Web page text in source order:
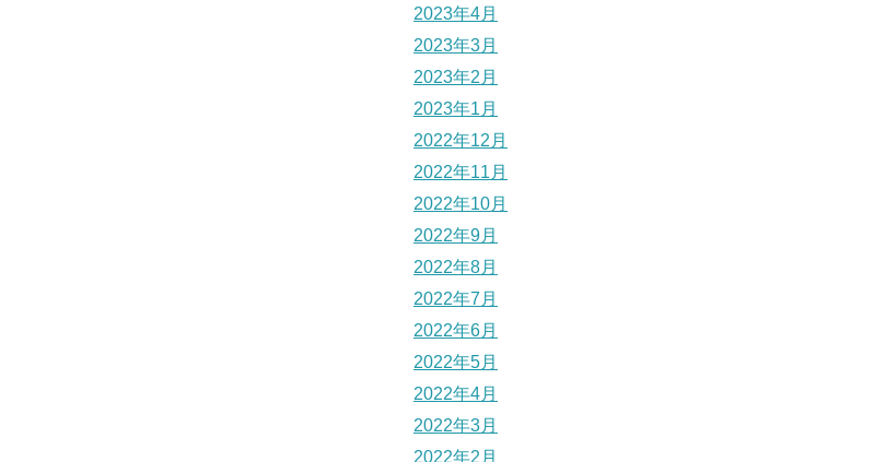
2023年4月
2023年3月
2023年2月
2023年1月
2022年12月
2022年11月
2022年10月
2022年9月
2022年8月
2022年7月
2022年6月
2022年5月
2022年4月
2022年3月
2022年2月